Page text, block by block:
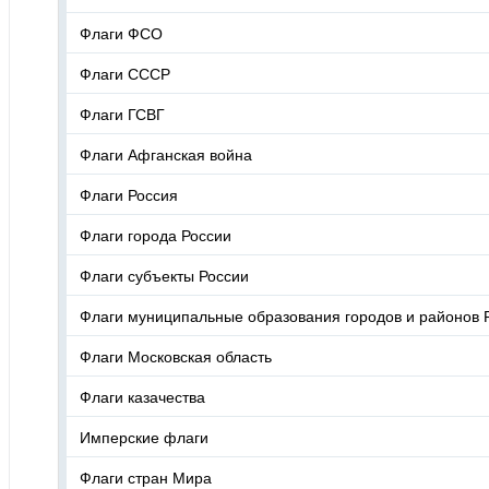
Флаги ФСО
Флаги СССР
Флаги ГСВГ
Флаги Афганская война
Флаги Россия
Флаги города России
Флаги субъекты России
Флаги муниципальные образования городов и районов
Флаги Московская область
Флаги казачества
Имперские флаги
Флаги стран Мира